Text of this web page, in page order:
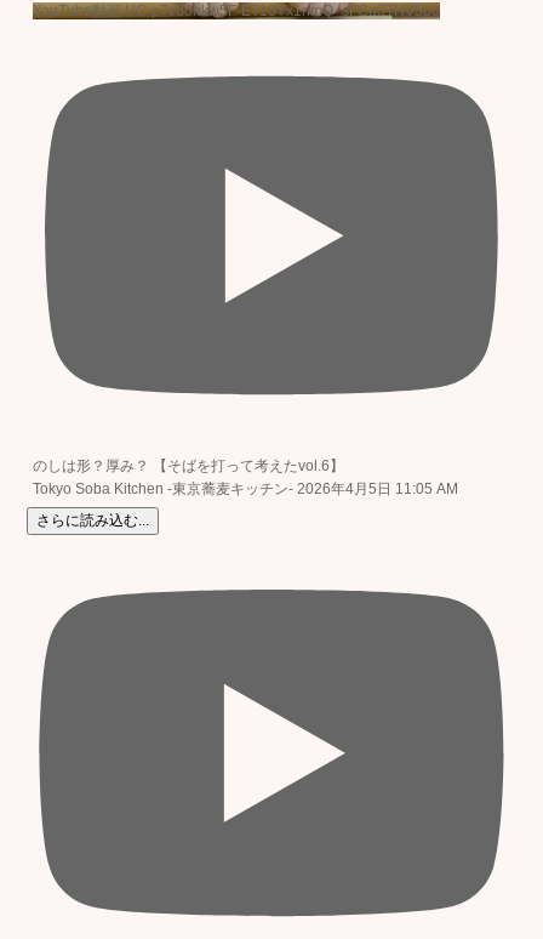
YouTube動画 UC-p7v60hkw5F-ET10Yx1nmQ_sFCu5THV5po
のしは形？厚み？ 【そばを打って考えたvol.6】
Tokyo Soba Kitchen -東京蕎麦キッチン- 2026年4月5日 11:05 AM
さらに読み込む...